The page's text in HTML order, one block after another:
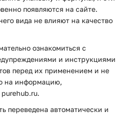
появляются на сайте.
вида не влияют на качество
ознакомиться с
и инструкциями
перед их применением и не
на информацию,
переведена автоматически и